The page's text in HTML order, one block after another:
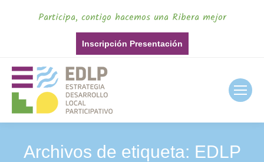
Participa, contigo hacemos una Ribera mejor
Inscripción Presentación
Archivos de etiqueta: EDLP